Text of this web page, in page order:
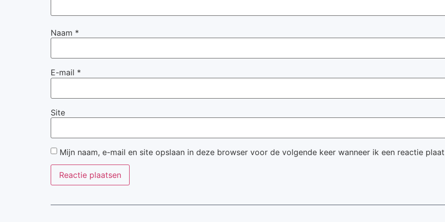
Naam *
E-mail *
Site
Mijn naam, e-mail en site opslaan in deze browser voor de volgende keer wanneer ik een reactie